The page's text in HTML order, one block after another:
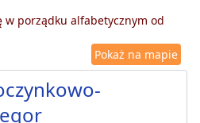
w porządku alfabetycznym od
Pokaż na mapie